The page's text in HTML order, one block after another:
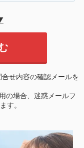
せ内容の確認メールを
の場合、迷惑メールフ
す。